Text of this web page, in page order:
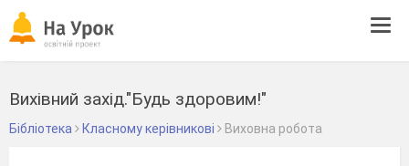
Вихівний захід."Будь здоровим!"
Бібліотека Класному керівникові Виховна робота